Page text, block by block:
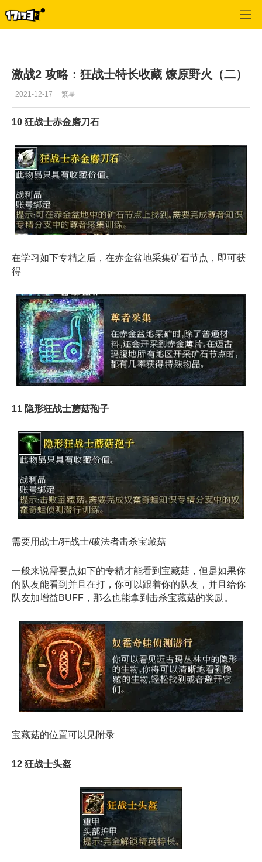
激战2 攻略：狂战士特长收藏 燎原野火（二）
2021-12-17 繁星
10 狂战士赤金磨刀石
在学习如下专精之后，在赤金盆地采集矿石节点，即可获
得
11 隐形狂战士蘑菇孢子
需要用战士/狂战士/破法者击杀宝藏菇
一般来说需要点如下的专精才能看到宝藏菇，但是如果你
的队友能看到并且在打，你可以跟着你的队友，并且给你
队友加增益BUFF，那么也能拿到击杀宝藏菇的奖励。
宝藏菇的位置可以见附录
12 狂战士头盔